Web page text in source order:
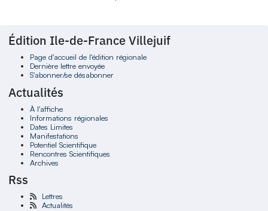
Édition Ile-de-France Villejuif
Page d'accueil de l'édition régionale
Dernière lettre envoyée
S'abonner/se désabonner
Actualités
À l'affiche
Informations régionales
Dates Limites
Manifestations
Potentiel Scientifique
Rencontres Scientifiques
Archives
Rss
Lettres
Actualités